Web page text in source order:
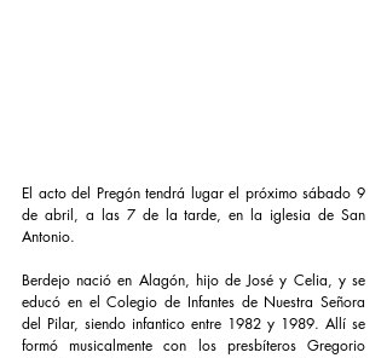
El acto del Pregón tendrá lugar el próximo sábado 9
de abril, a las 7 de la tarde, en la iglesia de San
Antonio.
Berdejo nació en Alagón, hijo de José y Celia, y se
educó en el Colegio de Infantes de Nuestra Señora
del Pilar, siendo infantico entre 1982 y 1989. Allí se
formó musicalmente con los presbíteros Gregorio